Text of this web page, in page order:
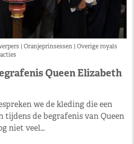
Oranjeprinsessen Overige royals
Queen Elizabeth
we de kleding die een
tijdens de begrafenis van Queen
niet veel…